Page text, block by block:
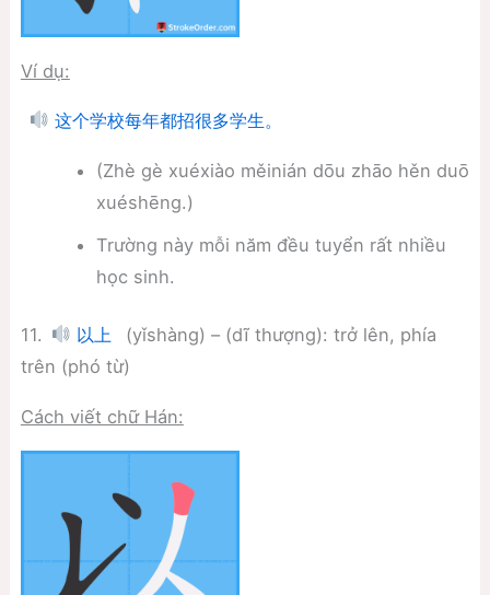
Ví dụ:
这个学校每年都招很多学生。
(Zhè gè xuéxiào měinián dōu zhāo hěn duō
xuéshēng.)
Trường này mỗi năm đều tuyển rất nhiều
học sinh.
11. 以上
(yǐshàng) – (dĩ thượng): trở lên, phía
trên (phó từ)
Cách viết chữ Hán: